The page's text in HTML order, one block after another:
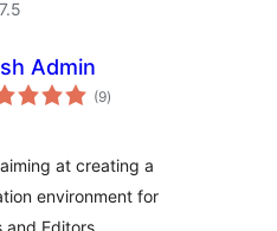
Admin
(9Bewertungen
insgesamt
)
at creating a
environment for
and Editors.